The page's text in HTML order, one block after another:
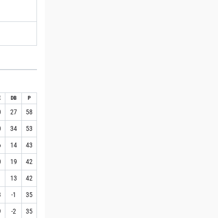
DB P
27 58
34 53
14 43
19 42
13 42
-1 35
-2 35